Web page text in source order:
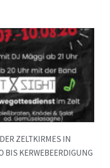
ZELTKIRMES IN
BIS KERWEBEERDIGUNG